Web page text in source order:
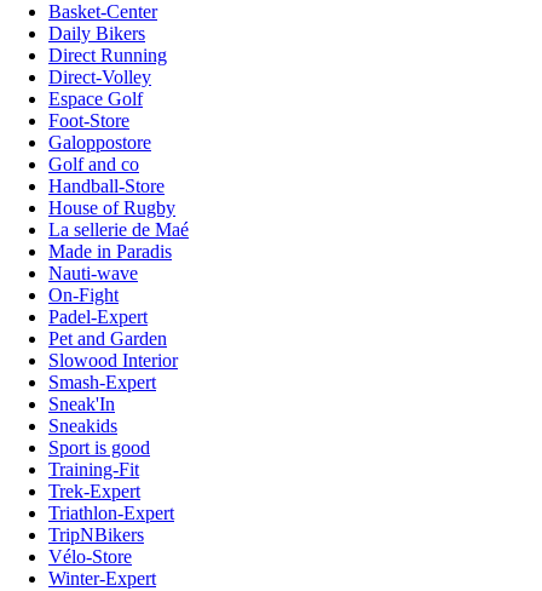
Basket-Center
Daily Bikers
Direct Running
Direct-Volley
Espace Golf
Foot-Store
Galoppostore
Golf and co
Handball-Store
House of Rugby
La sellerie de Maé
Made in Paradis
Nauti-wave
On-Fight
Padel-Expert
Pet and Garden
Slowood Interior
Smash-Expert
Sneak'In
Sneakids
Sport is good
Training-Fit
Trek-Expert
Triathlon-Expert
TripNBikers
Vélo-Store
Winter-Expert